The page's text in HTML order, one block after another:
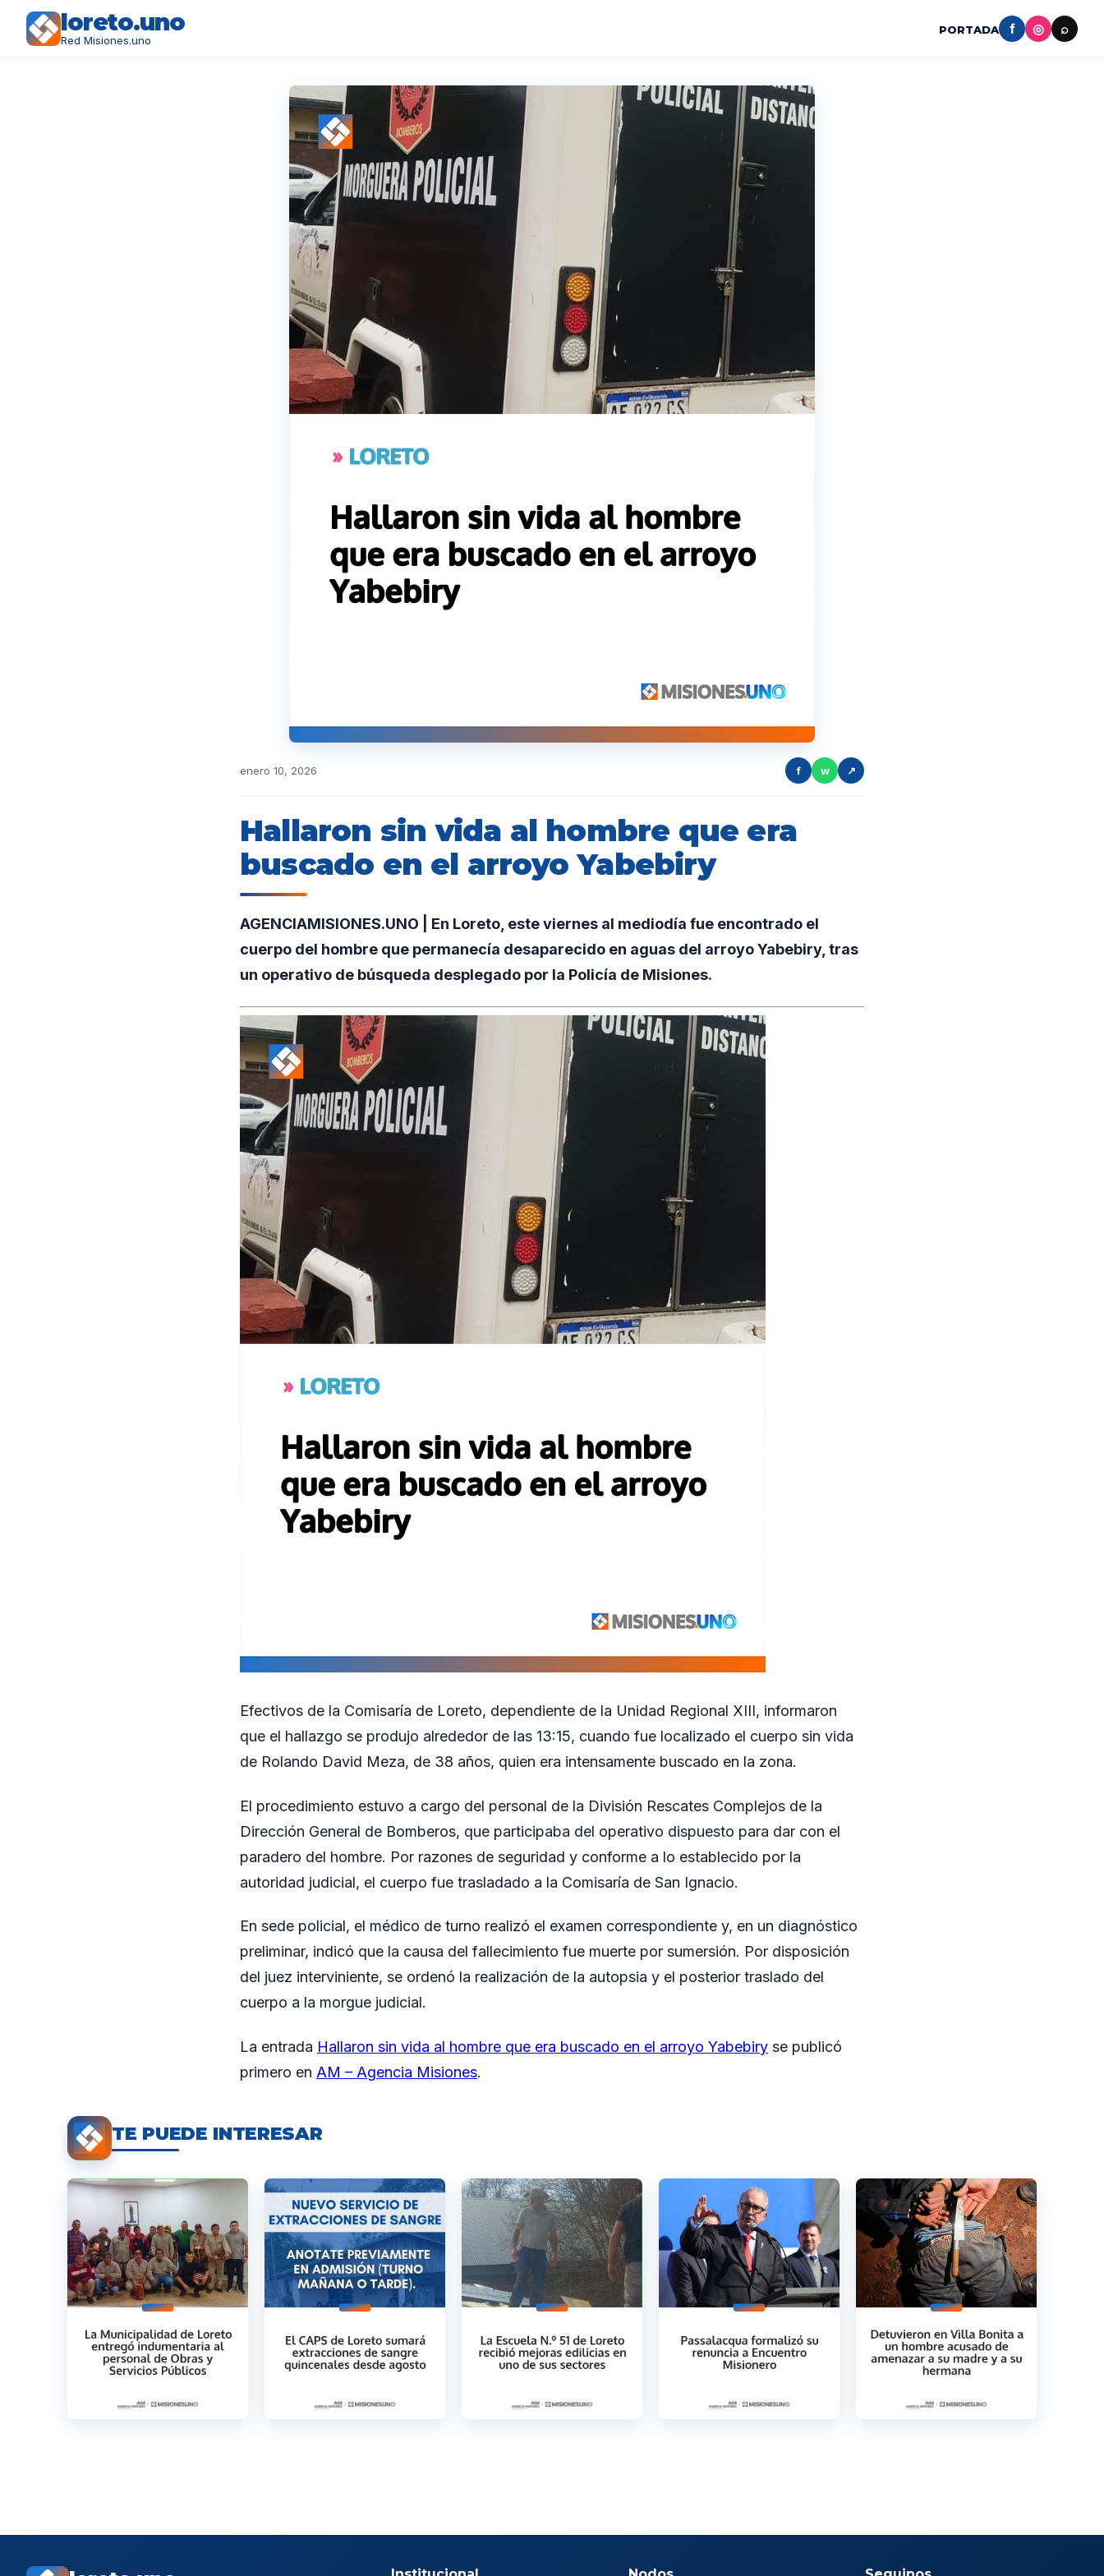
loreto.uno
Red Misiones.uno
PORTADA f ◎ ⌕
enero 10, 2026 f w ↗
Hallaron sin vida al hombre que era
buscado en el arroyo Yabebiry
AGENCIAMISIONES.UNO | En Loreto, este viernes al mediodía fue encontrado el
cuerpo del hombre que permanecía desaparecido en aguas del arroyo Yabebiry, tras
un operativo de búsqueda desplegado por la Policía de Misiones.
Efectivos de la Comisaría de Loreto, dependiente de la Unidad Regional XIII, informaron
que el hallazgo se produjo alrededor de las 13:15, cuando fue localizado el cuerpo sin vida
de Rolando David Meza, de 38 años, quien era intensamente buscado en la zona.
El procedimiento estuvo a cargo del personal de la División Rescates Complejos de la
Dirección General de Bomberos, que participaba del operativo dispuesto para dar con el
paradero del hombre. Por razones de seguridad y conforme a lo establecido por la
autoridad judicial, el cuerpo fue trasladado a la Comisaría de San Ignacio.
En sede policial, el médico de turno realizó el examen correspondiente y, en un diagnóstico
preliminar, indicó que la causa del fallecimiento fue muerte por sumersión. Por disposición
del juez interviniente, se ordenó la realización de la autopsia y el posterior traslado del
cuerpo a la morgue judicial.
La entrada Hallaron sin vida al hombre que era buscado en el arroyo Yabebiry se publicó
primero en AM – Agencia Misiones.
TE PUEDE INTERESAR